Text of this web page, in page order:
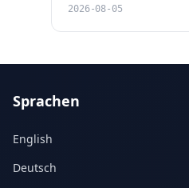
2026-08-05
Sprachen
English
Deutsch